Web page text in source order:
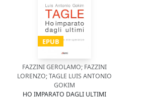
EPUB
FAZZINI GEROLAMO; FAZZINI
LORENZO; TAGLE LUIS ANTONIO
GOKIM
HO IMPARATO DAGLI ULTIMI